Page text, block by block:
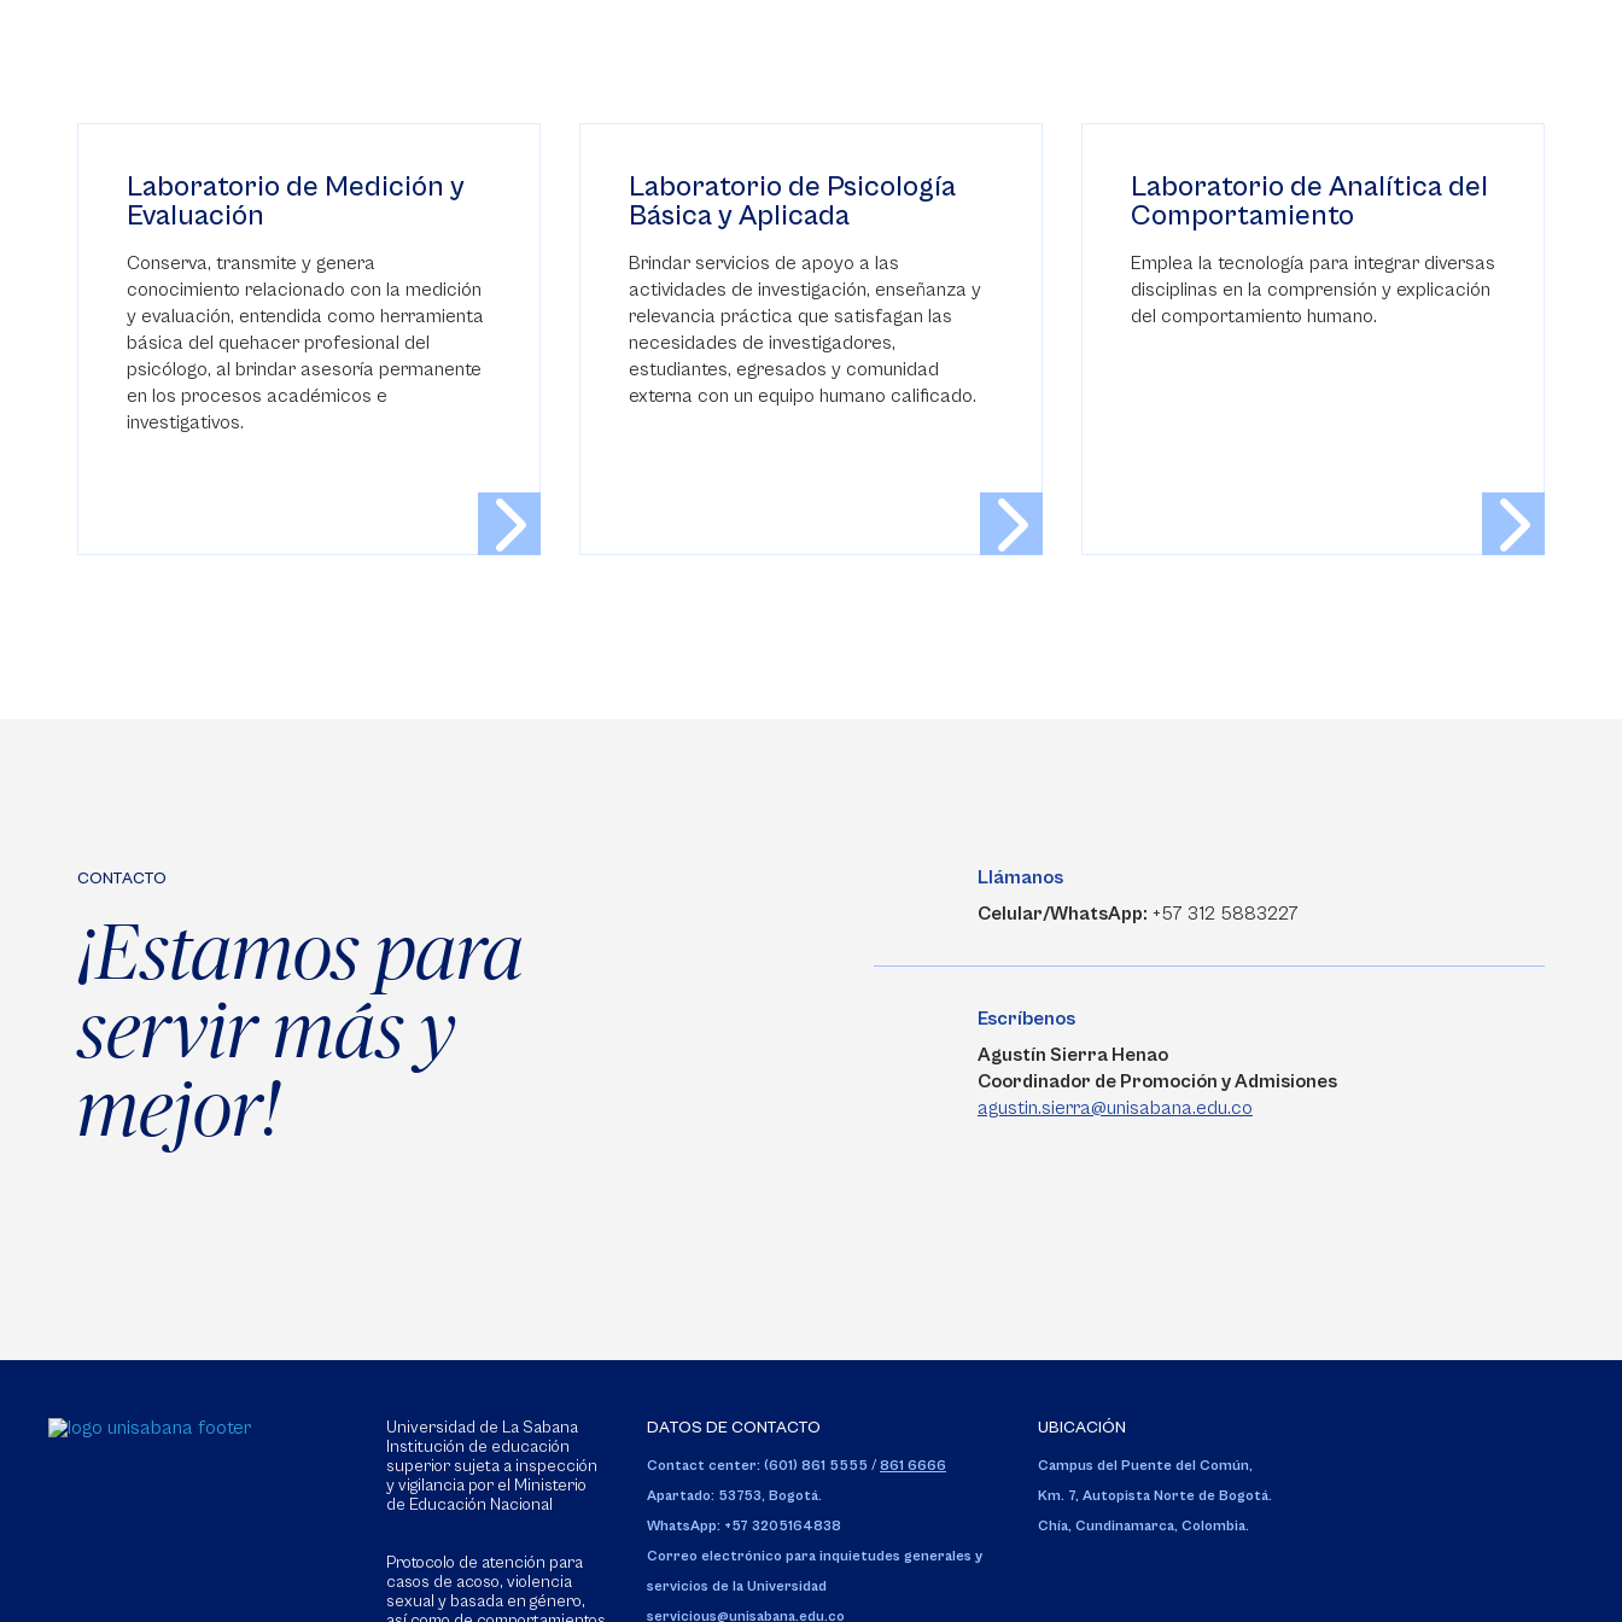
Laboratorio de Medición y
Evaluación
Conserva, transmite y genera
conocimiento relacionado con la medición
y evaluación, entendida como herramienta
básica del quehacer profesional del
psicólogo, al brindar asesoría permanente
en los procesos académicos e
investigativos.
Laboratorio de Psicología
Básica y Aplicada
Brindar servicios de apoyo a las
actividades de investigación, enseñanza y
relevancia práctica que satisfagan las
necesidades de investigadores,
estudiantes, egresados y comunidad
externa con un equipo humano calificado.
Laboratorio de Analítica del
Comportamiento
Emplea la tecnología para integrar diversas
disciplinas en la comprensión y explicación
del comportamiento humano.
CONTACTO
¡Estamos para
servir más y
mejor!
Llámanos
Celular/WhatsApp: +57 312 5883227
Escríbenos
Agustín Sierra Henao
Coordinador de Promoción y Admisiones
agustin.sierra@unisabana.edu.co
Universidad de La Sabana
Institución de educación
superior sujeta a inspección
y vigilancia por el Ministerio
de Educación Nacional
Protocolo de atención para
casos de acoso, violencia
sexual y basada en género,
DATOS DE CONTACTO
Contact center: (601) 861 5555 / 861 6666
Apartado: 53753, Bogotá.
WhatsApp: +57 3205164838
Correo electrónico para inquietudes generales y
servicios de la Universidad
servicious@unisabana.edu.co
UBICACIÓN
Campus del Puente del Común,
Km. 7, Autopista Norte de Bogotá.
Chía, Cundinamarca, Colombia.